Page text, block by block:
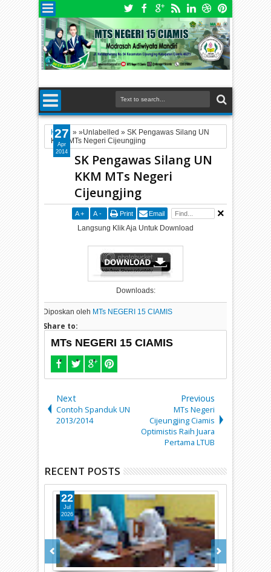
Home » »Unlabelled »SK Pengawas Silang UN
KKM MTs Negeri Cijeungjing
SK Pengawas Silang UN
KKM MTs Negeri
Cijeungjing
A + A - Print Email
Langsung Klik Aja Untuk Download
Downloads:
27
Apr
2014
Diposkan oleh MTs NEGERI 15 CIAMIS
Share to:
MTs NEGERI 15 CIAMIS
Next
Contoh Spanduk UN
2013/2014
Previous
MTs Negeri
Cijeungjing Ciamis
Optimistis Raih Juara
Pertama LTUB
RECENT POSTS
22
Jul
2026